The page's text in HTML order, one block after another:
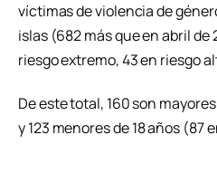
víctimas de violencia de
islas (682 más que en abril de
riesgo extremo, 43 en riesgo
De este total, 160 son
y 123 menores de 18 años (87